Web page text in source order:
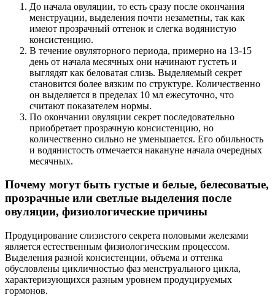
До начала овуляции, то есть сразу после окончания
менструации, выделения почти незаметны, так как
имеют прозрачный оттенок и слегка водянистую
консистенцию.
В течение овуляторного периода, примерно на 13-15
день от начала месячных они начинают густеть и
выглядят как беловатая слизь. Выделяемый секрет
становится более вязким по структуре. Количественно
он выделяется в пределах 10 мл ежесуточно, что
считают показателем нормы.
По окончании овуляции секрет последовательно
приобретает прозрачную консистенцию, но
количественно сильно не уменьшается. Его обильность
и водянистость отмечается накануне начала очередных
месячных.
Почему могут быть густые и белые, белесоватые,
прозрачные или светлые выделения после
овуляции, физиологические причины
Продуцирование слизистого секрета половыми железами
является естественным физиологическим процессом.
Выделения разной консистенции, объема и оттенка
обусловлены цикличностью фаз менструального цикла,
характеризующихся разным уровнем продуцируемых
гормонов.